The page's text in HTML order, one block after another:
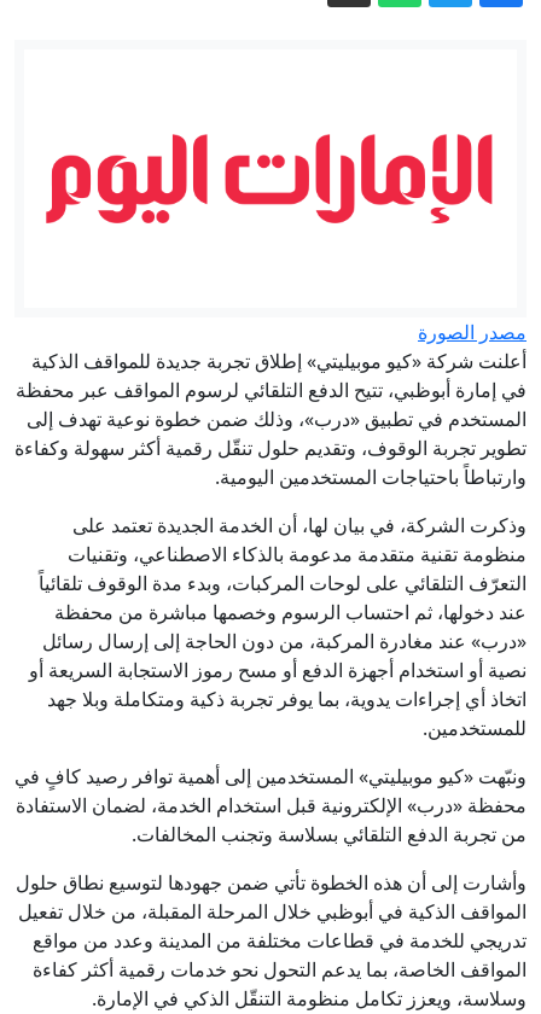
"الديار": تحركات تمهد لاجتماع محتمل بين
حزب الله والقيادة السورية
فيديو ردة فعل ترامب لطفل ركض على
محكمة أبوظبي الاتحادية الاستئنافية تؤجل
قضية "العتاد العسكري للسودان" إلى 12
أغسطس
مصدر الصورة
أعلنت شركة «كيو موبيليتي» إطلاق تجربة جديدة للمواقف الذكية
في إمارة أبوظبي، تتيح الدفع التلقائي لرسوم المواقف عبر محفظة
المستخدم في تطبيق «درب»، وذلك ضمن خطوة نوعية تهدف إلى
تطوير تجربة الوقوف، وتقديم حلول تنقّل رقمية أكثر سهولة وكفاءة
وارتباطاً باحتياجات المستخدمين اليومية.
وذكرت الشركة، في بيان لها، أن الخدمة الجديدة تعتمد على
منظومة تقنية متقدمة مدعومة بالذكاء الاصطناعي، وتقنيات
التعرّف التلقائي على لوحات المركبات، وبدء مدة الوقوف تلقائياً
عند دخولها، ثم احتساب الرسوم وخصمها مباشرة من محفظة
«درب» عند مغادرة المركبة، من دون الحاجة إلى إرسال رسائل
نصية أو استخدام أجهزة الدفع أو مسح رموز الاستجابة السريعة أو
اتخاذ أي إجراءات يدوية، بما يوفر تجربة ذكية ومتكاملة وبلا جهد
للمستخدمين.
ونبّهت «كيو موبيليتي» المستخدمين إلى أهمية توافر رصيد كافٍ في
محفظة «درب» الإلكترونية قبل استخدام الخدمة، لضمان الاستفادة
من تجربة الدفع التلقائي بسلاسة وتجنب المخالفات.
وأشارت إلى أن هذه الخطوة تأتي ضمن جهودها لتوسيع نطاق حلول
المواقف الذكية في أبوظبي خلال المرحلة المقبلة، من خلال تفعيل
تدريجي للخدمة في قطاعات مختلفة من المدينة وعدد من مواقع
المواقف الخاصة، بما يدعم التحول نحو خدمات رقمية أكثر كفاءة
وسلاسة، ويعزز تكامل منظومة التنقّل الذكي في الإمارة.